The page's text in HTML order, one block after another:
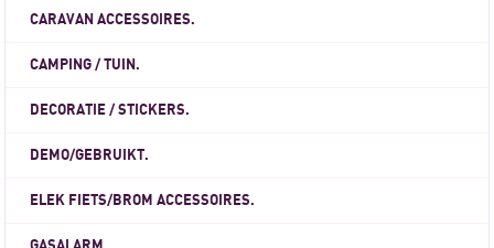
CARAVAN ACCESSOIRES.
CAMPING / TUIN.
DECORATIE / STICKERS.
DEMO/GEBRUIKT.
ELEK FIETS/BROM ACCESSOIRES.